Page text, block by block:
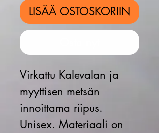
LISÄÄ OSTOSKORIIN
Virkattu Kalevalan ja
myyttisen metsän
innoittama riipus.
Unisex. Materiaali on